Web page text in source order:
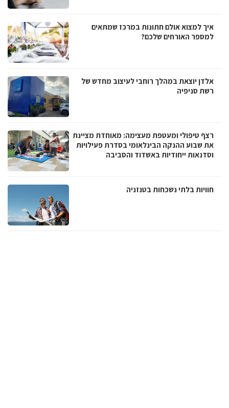
איך למצוא אולם חתונות במרכז שמתאים
למספר האורחים שלכם?
אלדן יוצאת במהלך רוחבי לעיצוב מחדש של
רשת סניפיה
רצף טיפולי ומעטפת מעצימה: מאוחדת מציינת
את שבוע ההנקה הבינלאומי בסדרת פעילויות
וסדנאות ייחודיות באשדוד והסביבה
חוויות בלתי נשכחות בטנזניה